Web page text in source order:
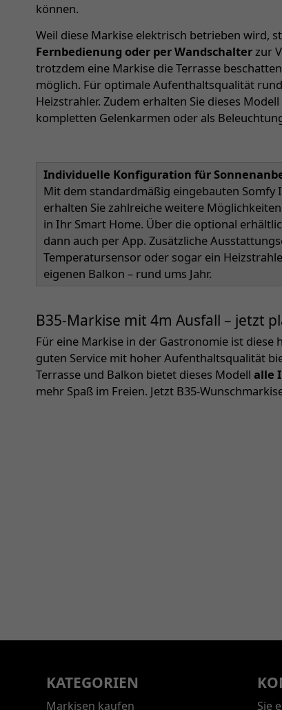
können.
Weil diese Markise elektrisch betrieben wird,
Fernbedienung oder per Wandschalterzur
trotzdem eine Markise die Terrasse
möglich. Für optimale Aufenthaltsqualität
Heizstrahler. Zudem erhalten Sie dieses
kompletten Gelenkarmen oder als
Individuelle Konfiguration für
Mit dem standardmäßig eingebauten
erhalten Sie zahlreiche weitere
in Ihr Smart Home. Über die optional
dann auch per App. Zusätzliche
Temperatursensor oder sogar ein
eigenen Balkon – rund ums Jahr.
B35-Markise mit 4m Ausfall – jetzt
Für eine Markise in der Gastronomie ist diese
guten Service mit hoher Aufenthaltsqualität
Terrasse und Balkon bietet dieses Modell alle
mehr Spaß im Freien. Jetzt B35-
KATEGORIEN
Markisen kaufen Sie